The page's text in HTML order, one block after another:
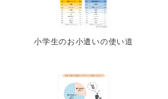
小学生のお小遣いの使い道